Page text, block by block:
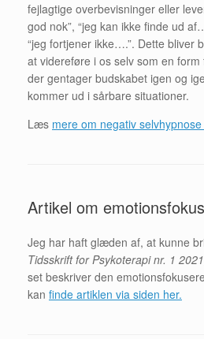
fejlagtige overbevisninger eller
god nok”, “jeg kan ikke finde ud
“jeg fortjener ikke….”. Dette bliver
at videreføre i os selv som en
der gentager budskabet igen og
kommer ud i sårbare situationer.
Læs mere om negativ
Artikel om
Jeg har haft glæden af, at kunne
Tidsskrift for Psykoterapi nr. 1
set beskriver den
kan finde artiklen via siden her.